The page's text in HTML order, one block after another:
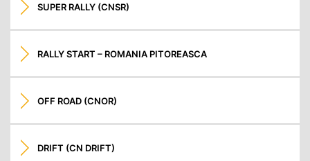
SUPER RALLY (CNSR)
RALLY START – ROMANIA PITOREASCA
OFF ROAD (CNOR)
DRIFT (CN DRIFT)